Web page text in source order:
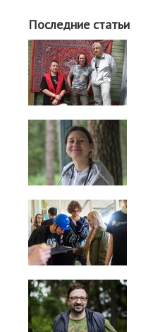
Последние статьи